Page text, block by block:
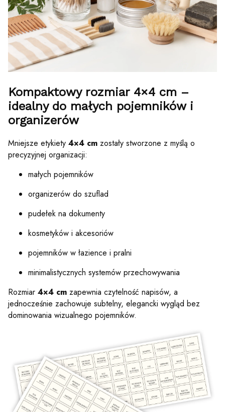
Kompaktowy rozmiar 4×4 cm –
idealny do małych pojemników i
organizerów
Mniejsze etykiety 4×4 cm zostały stworzone z myślą o
precyzyjnej organizacji:
małych pojemników
organizerów do szuflad
pudełek na dokumenty
kosmetyków i akcesoriów
pojemników w łazience i pralni
minimalistycznych systemów przechowywania
Rozmiar 4×4 cm zapewnia czytelność napisów, a
jednocześnie zachowuje subtelny, elegancki wygląd bez
dominowania wizualnego pojemników.